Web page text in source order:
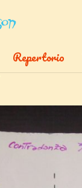
Repertorio
Escucha